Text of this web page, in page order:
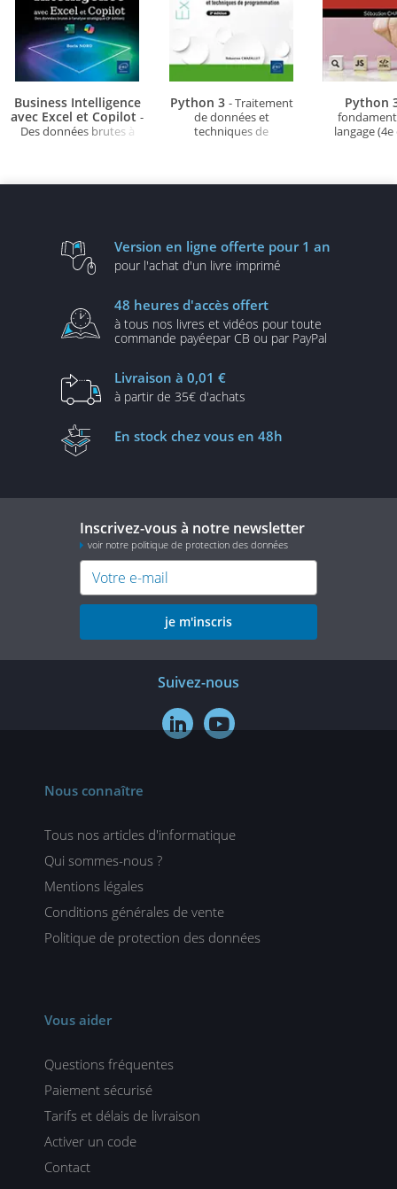
Business Intelligence
avec Excel et Copilot -
Des données brutes à
Python 3 - Traitement
de données et
techniques de
Python
langage
Version en ligne offerte pour 1 an
pour l'achat d'un livre imprimé
48 heures d'accès offert
à tous nos livres et vidéos pour toute
commande payéepar CB ou par PayPal
Livraison à 0,01 €
à partir de 35€ d'achats
En stock chez vous en 48h
Inscrivez-vous à notre newsletter
voir notre politique de protection des données
je m'inscris
Suivez-nous
 
Nous connaître
Tous nos articles d'informatique
Qui sommes-nous ?
Mentions légales
Conditions générales de vente
Politique de protection des données
Vous aider
Questions fréquentes
Paiement sécurisé
Tarifs et délais de livraison
Activer un code
Contact